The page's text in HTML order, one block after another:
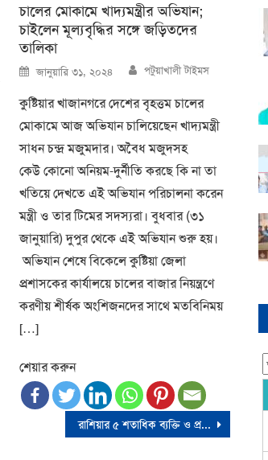
চালের মোকামে খাদ্যমন্ত্রীর অভিযান;
চাইলেন মূল্যবৃদ্ধির সঙ্গে জড়িতদের
তালিকা
Posted
on
জানুয়ারি ৩১, ২০২৪ Author
পটুয়াখালী টাইমস
কুষ্টিয়ার খাজানগরে দেশের বৃহত্তম চালের
মোকামে আজ অভিযান চালিয়েছেন খাদ্যমন্ত্রী
সাধন চন্দ্র মজুমদার। অবৈধ মজুদসহ
কেউ কোনো অনিয়ম-দুর্নীতি করছে কি না তা
খতিয়ে দেখতে এই অভিযান পরিচালনা করেন
মন্ত্রী ও তার টিমের সদস্যরা। বুধবার (৩১
জানুয়ারি) দুপুর থেকে এই অভিযান শুরু হয়।
অভিযান শেষে বিকেলে কুষ্টিয়া জেলা
প্রশাসকের কার্যালয়ে চালের বাজার নিয়ন্ত্রণে
করণীয় শীর্ষক অংশিজনদের সাথে মতবিনিময়
[…]
শেয়ার করুন
রাশিয়ার ৫ শতাধিক ব্যক্তি ও প্রতিষ্ঠানের ওপর নিষেধাজ্ঞা দিয়েছে যুক্তরাষ্ট্র